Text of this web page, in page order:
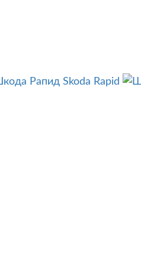
Skoda Rapid